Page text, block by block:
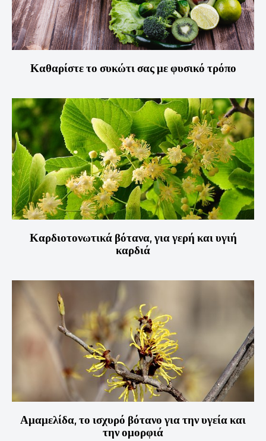
Καθαρίστε το συκώτι σας με φυσικό τρόπο
Καρδιοτονωτικά βότανα, για γερή και υγιή
καρδιά
Αμαμελίδα, το ισχυρό βότανο για την υγεία και
την ομορφιά